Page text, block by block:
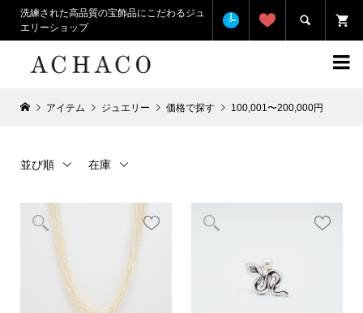
洗練された高品質の宝飾品にこだわるジュ
エリーショップ


アイテム ジュエリー 価格で探す 100,001〜200,000円
並び順 在庫